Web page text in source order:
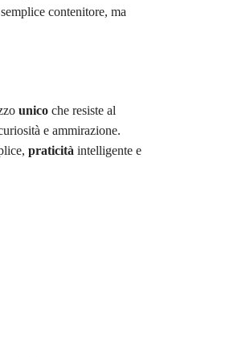
contenitore, ma
unicoche resiste al
e ammirazione.
praticità intelligente e